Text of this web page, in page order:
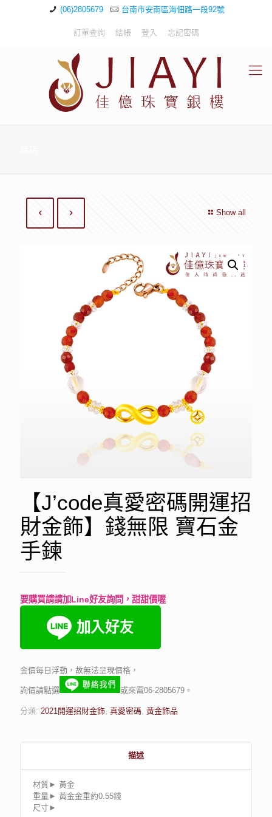
(06)2805679 台南市安南區海佃路一段92號
訂單查詢 結帳 登入 忘記密碼
Show all
【J’code真愛密碼開運招
財金飾】錢無限 寶石金
手鍊
要購買請請加Line好友詢問，甜甜價喔
金價每日浮動，故無法呈現價格，
詢價請點選 或來電06-2805679。
分類: 2021開運招財金飾 真愛密碼 黃金飾品
描述
材質► 黃金
重量► 黃金金重約0.55錢
尺寸►